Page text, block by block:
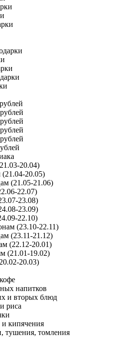
20.04)
20.05)
(21.05-21.06)
22.07)
23.08)
23.09)
22.10)
(23.10-22.11)
(23.11-21.12)
(22.12-20.01)
(21.01-19.02)
20.03)
напитков
и вторых блюд
риса
и кипячения
тушения, томления